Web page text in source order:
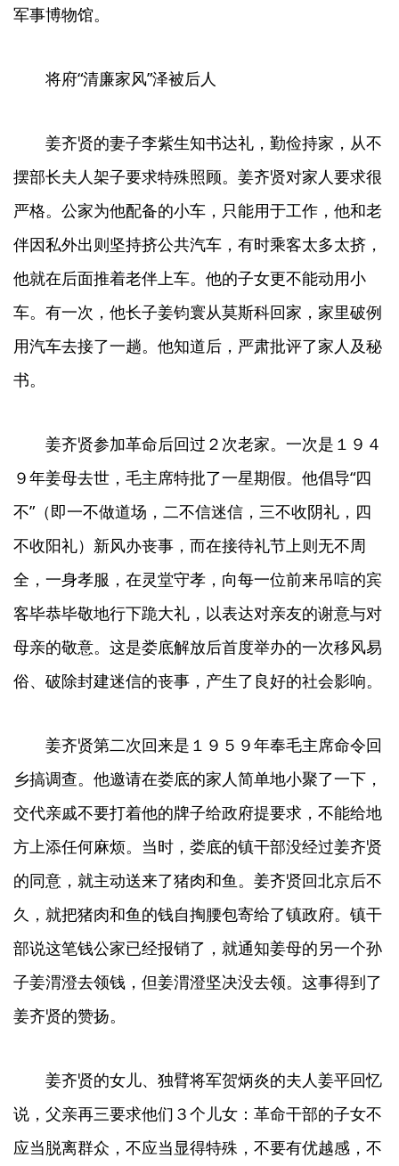
军事博物馆。
将府“清廉家风”泽被后人
姜齐贤的妻子李紫生知书达礼，勤俭持家，从不
摆部长夫人架子要求特殊照顾。姜齐贤对家人要求很
严格。公家为他配备的小车，只能用于工作，他和老
伴因私外出则坚持挤公共汽车，有时乘客太多太挤，
他就在后面推着老伴上车。他的子女更不能动用小
车。有一次，他长子姜钧寰从莫斯科回家，家里破例
用汽车去接了一趟。他知道后，严肃批评了家人及秘
书。
姜齐贤参加革命后回过２次老家。一次是１９４
９年姜母去世，毛主席特批了一星期假。他倡导“四
不”（即一不做道场，二不信迷信，三不收阴礼，四
不收阳礼）新风办丧事，而在接待礼节上则无不周
全，一身孝服，在灵堂守孝，向每一位前来吊唁的宾
客毕恭毕敬地行下跪大礼，以表达对亲友的谢意与对
母亲的敬意。这是娄底解放后首度举办的一次移风易
俗、破除封建迷信的丧事，产生了良好的社会影响。
姜齐贤第二次回来是１９５９年奉毛主席命令回
乡搞调查。他邀请在娄底的家人简单地小聚了一下，
交代亲戚不要打着他的牌子给政府提要求，不能给地
方上添任何麻烦。当时，娄底的镇干部没经过姜齐贤
的同意，就主动送来了猪肉和鱼。姜齐贤回北京后不
久，就把猪肉和鱼的钱自掏腰包寄给了镇政府。镇干
部说这笔钱公家已经报销了，就通知姜母的另一个孙
子姜渭澄去领钱，但姜渭澄坚决没去领。这事得到了
姜齐贤的赞扬。
姜齐贤的女儿、独臂将军贺炳炎的夫人姜平回忆
说，父亲再三要求他们３个儿女：革命干部的子女不
应当脱离群众，不应当显得特殊，不要有优越感，不